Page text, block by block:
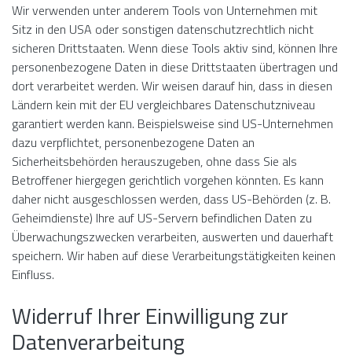
Wir verwenden unter anderem Tools von Unternehmen mit
Sitz in den USA oder sonstigen datenschutzrechtlich nicht
sicheren Drittstaaten. Wenn diese Tools aktiv sind, können Ihre
personenbezogene Daten in diese Drittstaaten übertragen und
dort verarbeitet werden. Wir weisen darauf hin, dass in diesen
Ländern kein mit der EU vergleichbares Datenschutzniveau
garantiert werden kann. Beispielsweise sind US-Unternehmen
dazu verpflichtet, personenbezogene Daten an
Sicherheitsbehörden herauszugeben, ohne dass Sie als
Betroffener hiergegen gerichtlich vorgehen könnten. Es kann
daher nicht ausgeschlossen werden, dass US-Behörden (z. B.
Geheimdienste) Ihre auf US-Servern befindlichen Daten zu
Überwachungszwecken verarbeiten, auswerten und dauerhaft
speichern. Wir haben auf diese Verarbeitungstätigkeiten keinen
Einfluss.
Widerruf Ihrer Einwilligung zur
Datenverarbeitung